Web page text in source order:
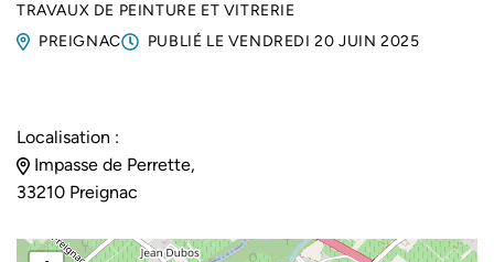
TRAVAUX DE PEINTURE ET VITRERIE
PREIGNAC
PUBLIÉ LE VENDREDI 20 JUIN 2025
Localisation :
Impasse de Perrette,
33210 Preignac